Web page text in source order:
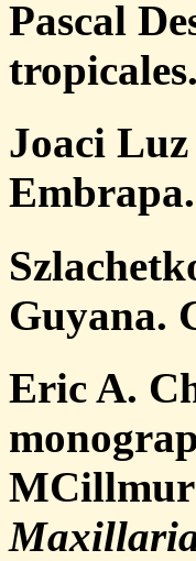
Pascal
Joaci
Guyana.
Eric A.